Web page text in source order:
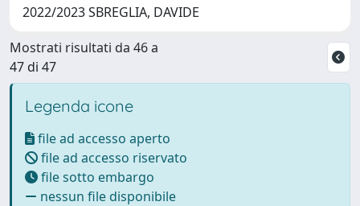
2022/2023 SBREGLIA, DAVIDE
Mostrati risultati da 46 a
47 di 47
Legenda icone
file ad accesso aperto
file ad accesso riservato
file sotto embargo
nessun file disponibile